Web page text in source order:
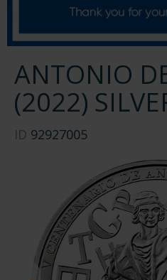
ANTONIO
(2022)
ID 92927005